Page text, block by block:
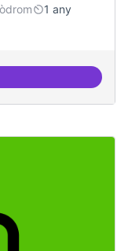
1 any
de solucions